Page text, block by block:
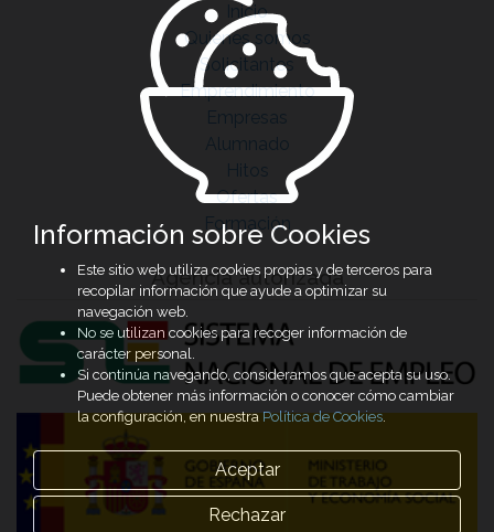
Inicio
Quiénes somos
Solicitantes
Emprendimiento
Empresas
Alumnado
Hitos
Ofertas
Formación
Agencia autorizada
Información sobre Cookies
Este sitio web utiliza cookies propias y de terceros para
recopilar información que ayude a optimizar su
navegación web.
No se utilizan cookies para recoger información de
carácter personal.
Si continúa navegando, consideramos que acepta su uso.
Puede obtener más información o conocer cómo cambiar
la configuración, en nuestraPolítica de Cookies.
Aceptar
Rechazar